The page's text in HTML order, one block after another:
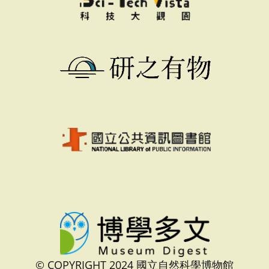
© COPYRIGHT 2024 國立自然科學博物館